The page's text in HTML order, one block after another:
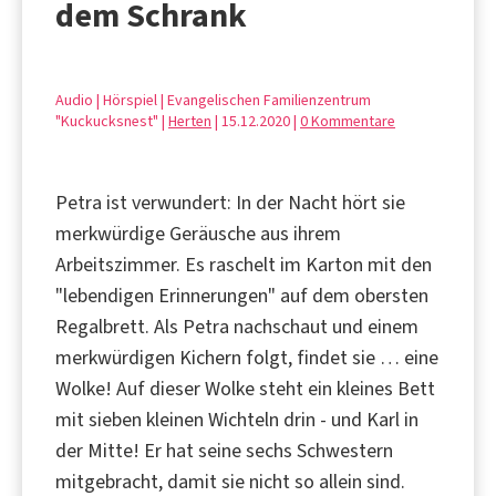
dem Schrank
Audio | Hörspiel | Evangelischen Familienzentrum
"Kuckucksnest" | Herten | 15.12.2020 | 0 Kommentare
Petra ist verwundert: In der Nacht hört sie
merkwürdige Geräusche aus ihrem
Arbeitszimmer. Es raschelt im Karton mit den
"lebendigen Erinnerungen" auf dem obersten
Regalbrett. Als Petra nachschaut und einem
merkwürdigen Kichern folgt, findet sie … eine
Wolke! Auf dieser Wolke steht ein kleines Bett
mit sieben kleinen Wichteln drin - und Karl in
der Mitte! Er hat seine sechs Schwestern
mitgebracht, damit sie nicht so allein sind.